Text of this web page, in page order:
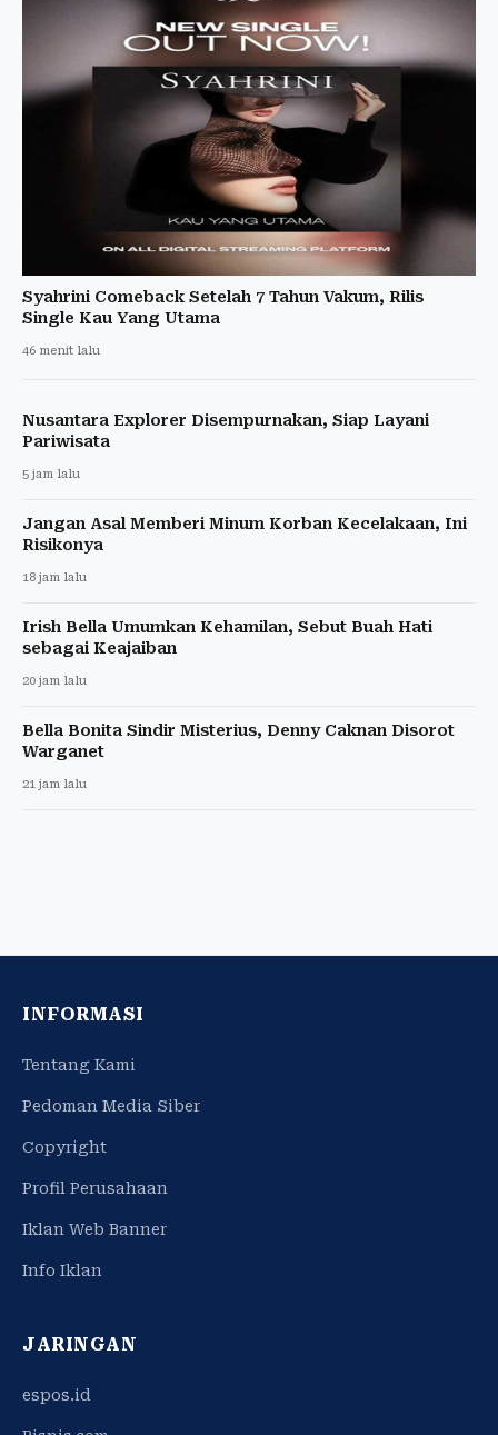
Syahrini Comeback Setelah 7 Tahun Vakum, Rilis
Single Kau Yang Utama
46 menit lalu
Nusantara Explorer Disempurnakan, Siap Layani
Pariwisata
5 jam lalu
Jangan Asal Memberi Minum Korban Kecelakaan, Ini
Risikonya
18 jam lalu
Irish Bella Umumkan Kehamilan, Sebut Buah Hati
sebagai Keajaiban
20 jam lalu
Bella Bonita Sindir Misterius, Denny Caknan Disorot
Warganet
21 jam lalu
INFORMASI
Tentang Kami
Pedoman Media Siber
Copyright
Profil Perusahaan
Iklan Web Banner
Info Iklan
JARINGAN
espos.id